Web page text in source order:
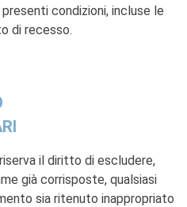
condizioni, incluse le
di recesso.
il diritto di escludere,
già corrisposte, qualsiasi
sia ritenuto inappropriato